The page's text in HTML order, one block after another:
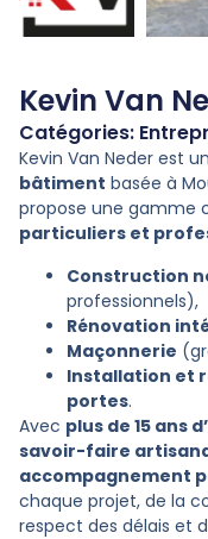
Kevin Van
Catégories:
Kevin Van Neder est
bâtiment basée à
propose une gamme
particuliers et
Construction
professionnels),
Rénovation
Maçonnerie
Installation et
portes.
Avec plus de 15 ans
savoir-faire
accompagnement
chaque projet, de la
respect des délais et